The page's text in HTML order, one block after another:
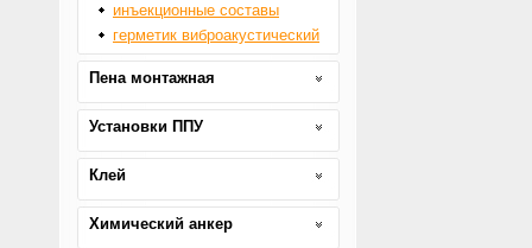
инъекционные составы
герметик виброакустический
Пена монтажная
Установки ППУ
Клей
Химический анкер